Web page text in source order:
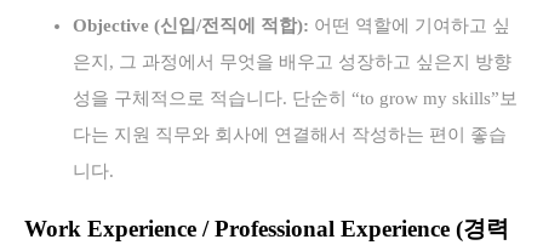
Objective (신입/전직에 적합): 어떤 역할에 기여하고 싶
은지, 그 과정에서 무엇을 배우고 성장하고 싶은지 방향
성을 구체적으로 적습니다. 단순히 “to grow my skills”보
다는 지원 직무와 회사에 연결해서 작성하는 편이 좋습
니다.
Work Experience / Professional Experience (경력